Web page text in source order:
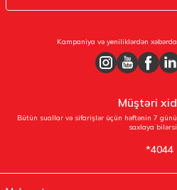
Kampaniya və yeniliklərdən
Müştəri
Bütün suallar və sifarişlər üçün həftənin 7
saxlaya
*4044